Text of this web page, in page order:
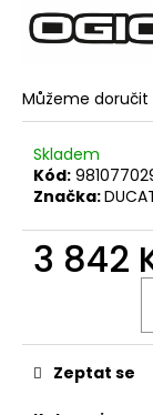
Můžeme doručit
Skladem
Kód:
Značka:
3 842
Zeptat se
e
VESTA
DUCATI
CORSE
THRILL
553